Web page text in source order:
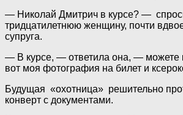
— Николай Дмитрич в курсе? —
тридцатилетнюю женщину, почти
супруга.
— В курсе, — ответила она, — можете
вот моя фотография на билет и
Будущая «охотница» решительно
конверт с документами.